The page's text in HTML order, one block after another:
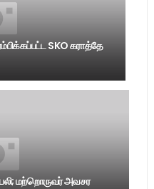
SKO கராத்தே
மற்றொருவர் அவசர